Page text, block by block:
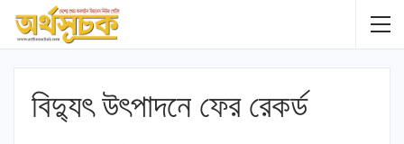
বিদ্যুৎ উৎপাদনে ফের রেকর্ড